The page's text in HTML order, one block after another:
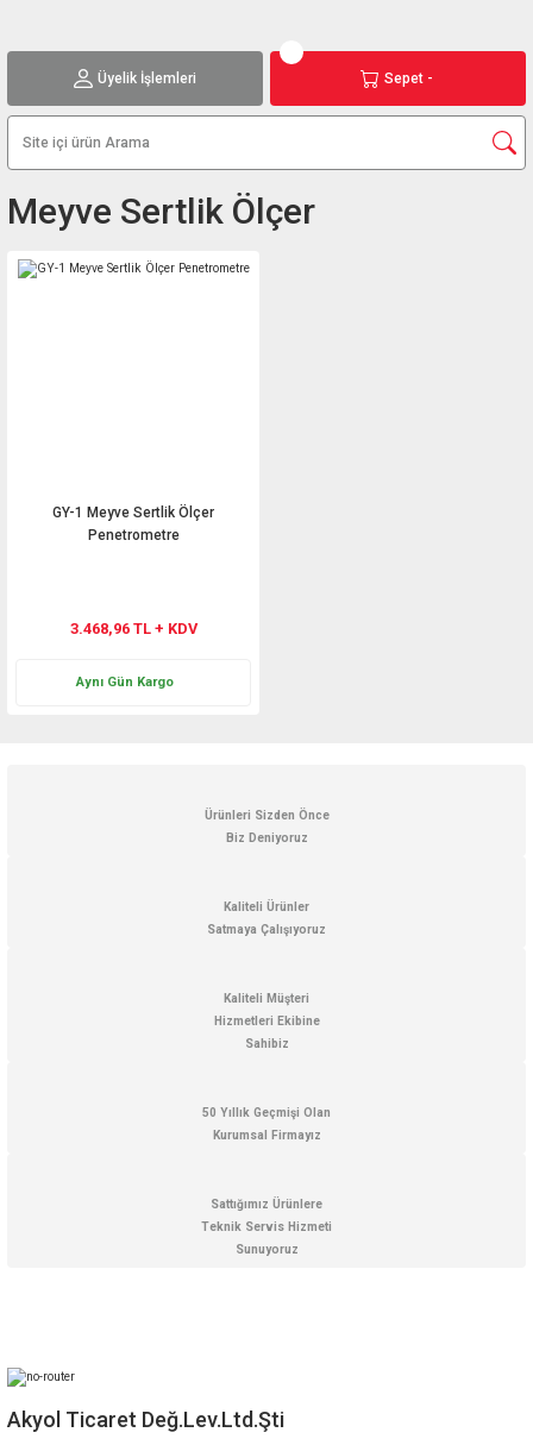
Üyelik İşlemleri Sepet -
Meyve Sertlik Ölçer
GY-1 Meyve Sertlik Ölçer
Penetrometre
3.468,96 TL + KDV
Aynı Gün Kargo
Ürünleri Sizden Önce
Biz Deniyoruz
Kaliteli Ürünler
Satmaya Çalışıyoruz
Kaliteli Müşteri
Hizmetleri Ekibine
Sahibiz
50 Yıllık Geçmişi Olan
Kurumsal Firmayız
Sattığımız Ürünlere
Teknik Servis Hizmeti
Sunuyoruz
Akyol Ticaret Değ.Lev.Ltd.Şti